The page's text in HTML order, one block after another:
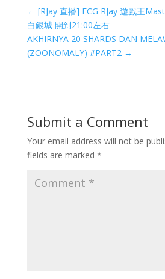
← [RJay 直播] FCG RJay 遊戲王
白銀城 開到21:00左右
AKHIRNYA 20 SHARDS DAN
(ZOONOMALY) #PART2 →
Submit a Comment
Your email address will not be
fields are marked *